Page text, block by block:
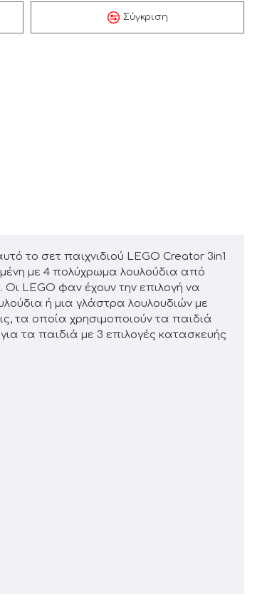
Σύγκριση
το σετ παιχνιδιού LEGO Creator 3in1
με 4 πολύχρωμα λουλούδια από
Οι LEGO φαν έχουν την επιλογή να
ή μια γλάστρα λουλουδιών με
τα οποία χρησιμοποιούν τα παιδιά
τα παιδιά με 3 επιλογές κατασκευής